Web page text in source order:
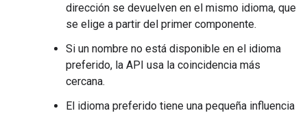
dirección se devuelven en el mismo idioma, que
se elige a partir del primer componente.
Si un nombre no está disponible en el idioma
preferido, la API usa la coincidencia más
cercana.
El idioma preferido tiene una pequeña influencia